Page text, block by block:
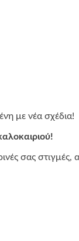
με νέα σχέδια!
σας στιγμές,